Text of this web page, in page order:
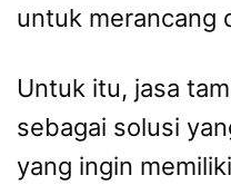
untuk merancang
Untuk itu, jasa
sebagai solusi
yang ingin